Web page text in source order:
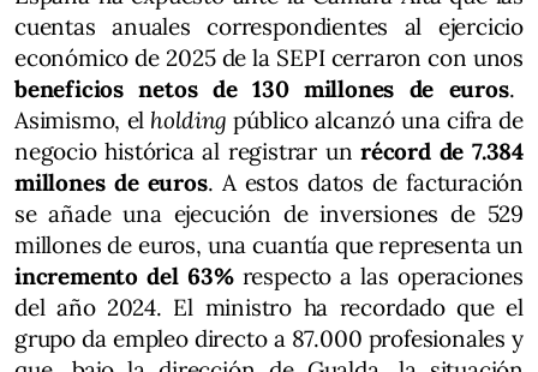
cuentas anuales correspondientes al ejercicio
económico de 2025 de la SEPI cerraron con unos
beneficios netos de 130 millones de euros.
Asimismo, el holding público alcanzó una cifra de
negocio histórica al registrar un récord de 7.384
millones de euros. A estos datos de facturación
se añade una ejecución de inversiones de 529
millones de euros, una cuantía que representa un
incremento del 63%respecto a las operaciones
del año 2024. El ministro ha recordado que el
grupo da empleo directo a 87.000 profesionales y